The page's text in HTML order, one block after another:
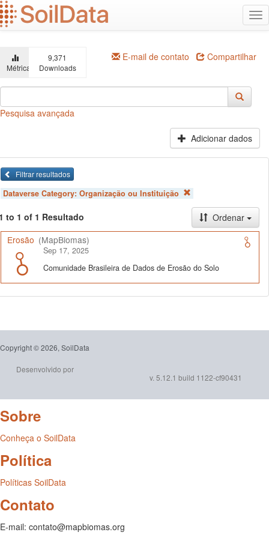
Ir
para
o
principal
Métricas
9,371
Downloads
E-mail de contato Compartilhar
Pesquisa avançada
Adicionar dados
Filtrar resultados
Dataverse Category: Organização ou Instituição
to 1 of 1 Resultado
Ordenar
Erosão (MapBiomas)
Sep 17, 2025
Comunidade Brasileira de Dados de Erosão do Solo
Copyright © 2026, SoilData
Desenvolvido por
v. 5.12.1 build 1122-cf90431
Sobre
Conheça o SoilData
Política
Políticas SoilData
Contato
E-mail: contato@mapbiomas.org